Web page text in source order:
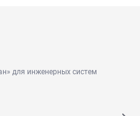
для инженерных систем